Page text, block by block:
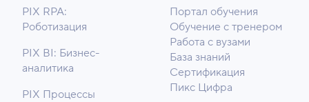
PIX RPA:
Роботизация
PIX BI: Бизнес-
аналитика
PIX Процессы
Портал обучения
Обучение с тренером
Работа с вузами
База знаний
Сертификация
Пикс Цифра